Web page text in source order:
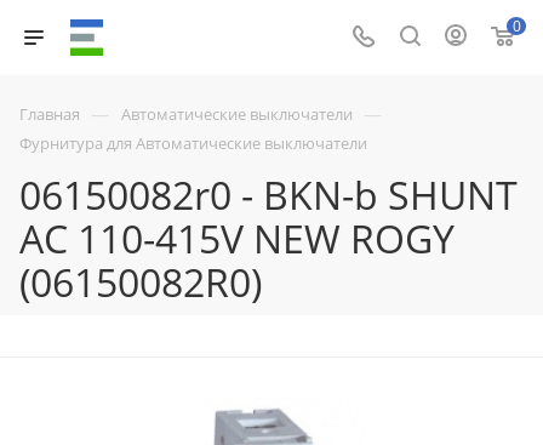
0
Главная — Автоматические выключатели —
Фурнитура для Автоматические выключатели
06150082r0 - BKN-b SHUNT
AC 110-415V NEW ROGY
(06150082R0)